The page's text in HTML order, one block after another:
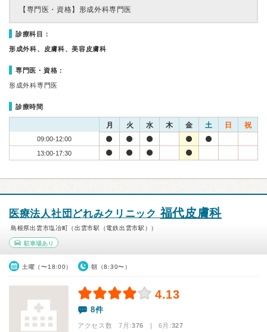
【専門医・資格】 形成外科専門医
診療科目：
形成外科、皮膚科、美容皮膚科
専門医・資格：
形成外科専門医
診療時間
月 火 水 木 金 土 日 祝
09:00-12:00
13:00-17:30
医療法人社団どれみクリニック福代皮膚科
島根県出雲市塩冶町（出雲市駅（電鉄出雲市駅））
駐車場あり
土曜（〜18:00） 朝（8:30〜）
4.13
8件
アクセス数 7月:376 | 6月:327